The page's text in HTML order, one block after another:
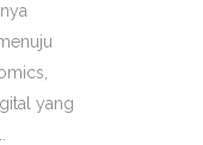
yang